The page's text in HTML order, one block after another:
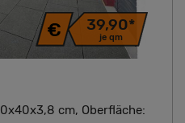
39,90*
je qm
cm, Oberfläche: